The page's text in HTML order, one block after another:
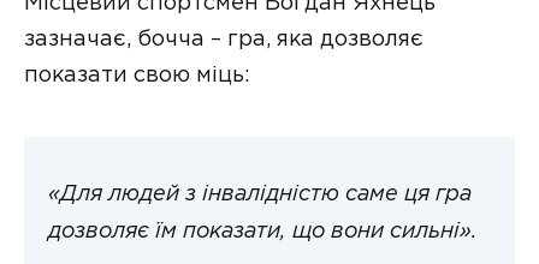
зазначає, бочча – гра, яка дозволяє
показати свою міць:
«Для людей з інвалідністю саме ця гра
дозволяє їм показати, що вони сильні».